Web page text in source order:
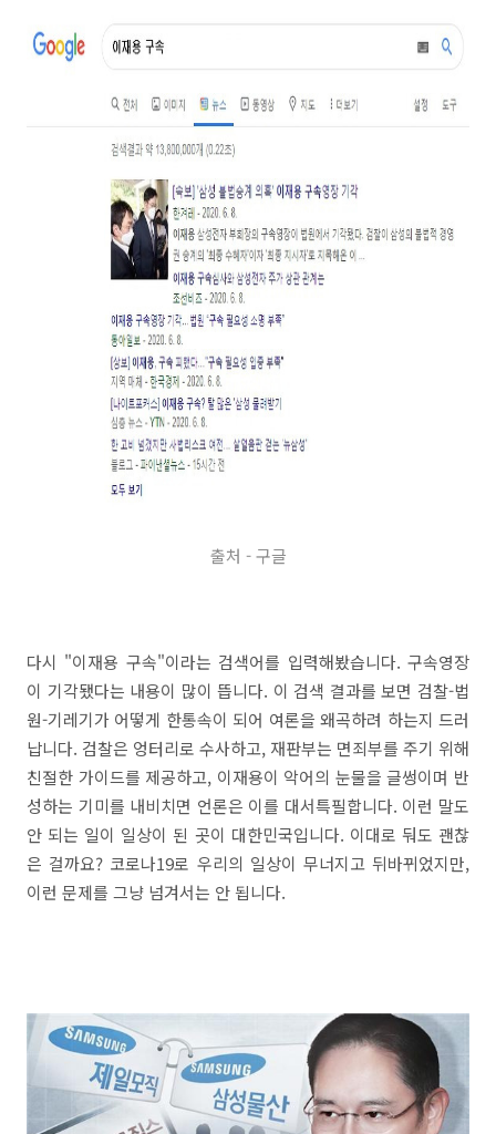
출처 - 구글
다시 "이재용 구속"이라는 검색어를 입력해봤습니다. 구속영장
이 기각됐다는 내용이 많이 뜹니다. 이 검색 결과를 보면 검찰-법
원-기레기가 어떻게 한통속이 되어 여론을 왜곡하려 하는지 드러
납니다. 검찰은 엉터리로 수사하고, 재판부는 면죄부를 주기 위해
친절한 가이드를 제공하고, 이재용이 악어의 눈물을 글썽이며 반
성하는 기미를 내비치면 언론은 이를 대서특필합니다. 이런 말도
안 되는 일이 일상이 된 곳이 대한민국입니다. 이대로 둬도 괜찮
은 걸까요? 코로나19로 우리의 일상이 무너지고 뒤바뀌었지만,
이런 문제를 그냥 넘겨서는 안 됩니다.